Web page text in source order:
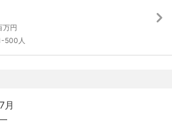
装置・工作機械・化学・造船・医療
ブなど、幅広い業界と取引実績があ
給体制の強化
宅手当】
場合45,000円、家族2-3名の場合
労災保険、雇用保険
万円
500人
月